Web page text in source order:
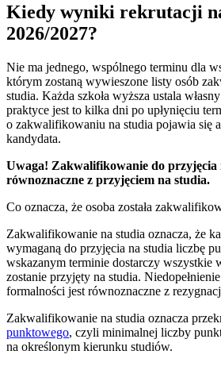
Kiedy wyniki rekrutacji
2026/2027?
Nie ma jednego, wspólnego terminu dla
którym zostaną wywieszone listy osób
studia. Każda szkoła wyższa ustala
praktyce jest to kilka dni po upłynięciu
o zakwalifikowaniu na studia pojawia się
kandydata.
Uwaga! Zakwalifikowanie do przyjęcia
równoznaczne z przyjęciem na studia.
Co oznacza, że osoba została
Zakwalifikowanie na studia oznacza, że
wymaganą do przyjęcia na studia liczbę
wskazanym terminie dostarczy wszystkie
zostanie przyjęty na studia.
formalności jest równoznaczne z
Zakwalifikowanie na studia oznacza
punktowego, czyli minimalnej liczby
na określonym kierunku studiów.